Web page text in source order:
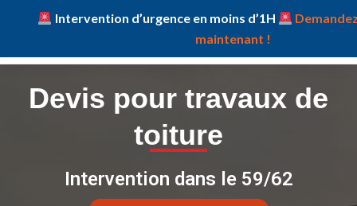
Intervention d’urgence en moins d’1H
maintenant !
Devis pour travaux de
toiture
Intervention dans le 59/62